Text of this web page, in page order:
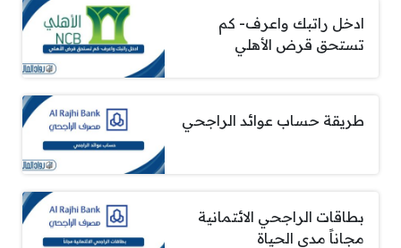
ادخل راتبك واعرف- كم
تستحق قرض الأهلي
طريقة حساب عوائد الراجحي
بطاقات الراجحي الائتمانية
مجاناً مدى الحياة